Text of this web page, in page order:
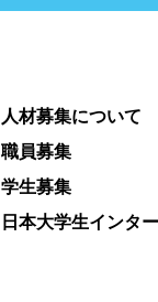
人材募集について
職員募集
学生募集
日本大学生インタ